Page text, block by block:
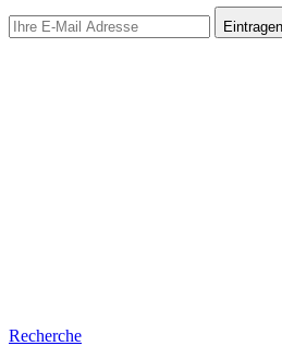
Eintragen
Recherche